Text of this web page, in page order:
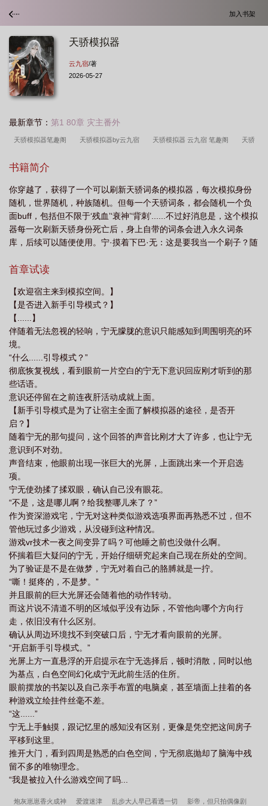
加入书架
天骄模拟器
云九宿/著
2026-05-27
最新章节： 第1 80章 灾主番外
天骄模拟器笔趣阁 天骄模拟器by云九宿 天骄模拟器 云九宿 笔趣阁 天骄
TXT 天骄模拟器云九宿百度
度 天骄模拟器174 天骄模拟器云九宿笔趣阁 天骄模拟器百度 天骄模拟
器by云九宿180 天骄模拟器宁无 天骄模拟器云九宿146 天骄模拟器txt百
度 天骄模拟器by云九宿txt百度 天骄模拟器161 天骄模拟器 作者云九
宿 天骄模拟器免费 天骄模拟器云九宿 天骄模拟器免费阅读 天骄模拟器
江 天骄模拟器by云九宿tx 天骄模拟器云九宿免费阅读
txt
书籍简介
你穿越了，获得了一个可以刷新天骄词条的模拟器，每次模拟身份
随机，世界随机，种族随机。但每一个天骄词条，都会随机一个负
面buff，包括但不限于‘残血’‘衰神’‘背刺’......不过好消息是，这个模拟
器每一次刷新天骄身份死亡后，身上自带的词条会进入永久词条
库，后续可以随便使用。宁·摸着下巴·无：这是要我当一个刷子？随
份。无天血子。绝世丹尊道天宗少宗主。......都是镇压一个时代的绝
敌、亲族、弟子都感叹一句，天妒之才。宁无：刷词条呢，勿扰。
小剧场。面对一个根据前世划分等级奖励的秘境。宁无清了清嗓
子。“站在你面前的是终结屠天血劫的无天血子、炼制仙品丹药让伪
仙飞升的绝世丹尊、实现道天宗中兴的掌教少宗主……”【本秘境只
支持单人进入。】宁无：......傻了吧你？*另类长生流爽文，多世轮
回。*力量体系划分：练气、筑基、金丹、元婴、化神、炼虚、合
体、渡劫、大乘、人仙、地仙、天仙、金仙、仙王、仙帝
首章试读
【欢迎宿主来到模拟空间。】
【是否进入新手引导模式？】
【......】
伴随着无法忽视的轻响，宁无朦胧的意识只能感知到周围明亮的环
境。
“什么......引导模式？”
彻底恢复视线，看到眼前一片空白的宁无下意识回应刚才听到的那
些话语。
意识还停留在之前连夜肝活动成就上面。
【新手引导模式是为了让宿主全面了解模拟器的途径，是否开
启？】
随着宁无的那句提问，这个回答的声音比刚才大了许多，也让宁无
意识到不对劲。
声音结束，他眼前出现一张巨大的光屏，上面跳出来一个开启选
项。
宁无使劲揉了揉双眼，确认自己没有眼花。
“不是，这是哪儿啊？给我整哪儿来了？”
作为资深游戏宅，宁无对这种类似游戏选项界面再熟悉不过，但不
管他玩过多少游戏，从没碰到这种情况。
游戏vr技术一夜之间变异了吗？可他睡之前也没做什么啊。
怀揣着巨大疑问的宁无，开始仔细研究起来自己现在所处的空间。
为了验证是不是在做梦，宁无对着自己的胳膊就是一拧。
“嘶！挺疼的，不是梦。”
并且眼前的巨大光屏还会随着他的动作转动。
而这片说不清道不明的区域似乎没有边际，不管他向哪个方向行
走，依旧没有什么区别。
确认从周边环境找不到突破口后，宁无才看向眼前的光屏。
“开启新手引导模式。”
光屏上方一直悬浮的开启提示在宁无选择后，顿时消散，同时以他
为基点，白色空间幻化成宁无此前生活的住所。
眼前摆放的书架以及自己亲手布置的电脑桌，甚至墙面上挂着的各
种游戏立绘挂件丝毫不差。
“这......”
宁无上手触摸，跟记忆里的感知没有区别，更像是凭空把这间房子
平移到这里。
推开大门，看到四周是熟悉的白色空间，宁无彻底抛却了脑海中残
留不多的唯物理念。
“我是被拉入什么游戏空间了吗...
炮灰崽崽香火成神 爱渡迷津 乱步大人早已看透一切 影帝，但只拍偶像剧